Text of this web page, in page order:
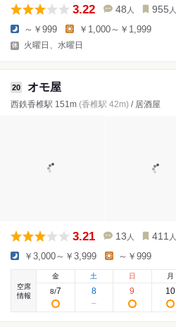
3.22 48 人 955 人
～￥999 ￥1,000～￥1,999
火曜日、水曜日
20 オモ屋
西鉄香椎駅 151m (香椎駅 42m) / 居酒屋
3.21 13 人 411 人
￥3,000～￥3,999 ～￥999
空席
情報
金
8/7
土
8
日
9
月
10